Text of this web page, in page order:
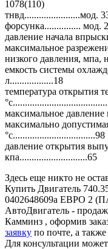
1078(110)
тнвд.......................мод.
форсунка............... мод.
давление начала
максимальное
низкого давления, мпа,
емкость системы
л..................18
температура открытия
максимальное
максимально
°с..................................98
давление открытия
кпа............................65
Здесь еще никто не
Купить Двигатель
0402648609а ЕВРО 2
АвтоДвигатель -
Камминз , оформив
заявку по почте, а
Для консультации